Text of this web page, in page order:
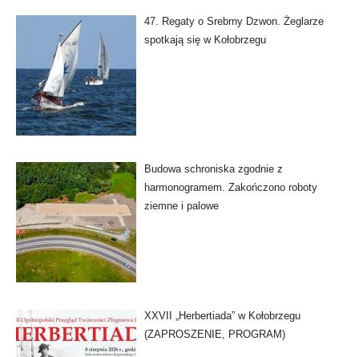
47. Regaty o Srebrny Dzwon. Żeglarze
spotkają się w Kołobrzegu
Budowa schroniska zgodnie z
harmonogramem. Zakończono roboty
ziemne i palowe
XXVII „Herbertiada” w Kołobrzegu
(ZAPROSZENIE, PROGRAM)